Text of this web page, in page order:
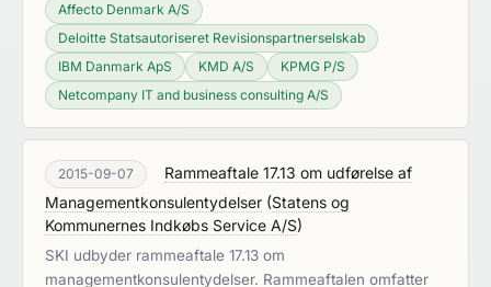
Affecto Denmark A/S
Deloitte Statsautoriseret Revisionspartnerselskab
IBM Danmark ApS
KMD A/S
KPMG P/S
Netcompany IT and business consulting A/S
2015-09-07
Rammeaftale 17.13 om udførelse af
Managementkonsulentydelser (Statens og
Kommunernes Indkøbs Service A/S)
SKI udbyder rammeaftale 17.13 om
managementkonsulentydelser. Rammeaftalen omfatter